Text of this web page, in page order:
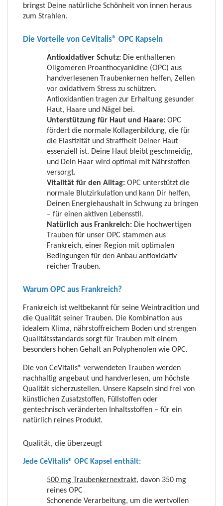
bringst Deine natürliche Schönheit von innen heraus
zum Strahlen.
Die Vorteile von CeVitalis® OPC Kapseln
Antioxidativer Schutz: Die enthaltenen
Oligomeren Proanthocyanidine (OPC) aus
handverlesenen Traubenkernen helfen, Zellen
vor oxidativem Stress zu schützen.
Antioxidantien tragen zur Erhaltung gesunder
Haut, Haare und Nägel bei.
Unterstützung für Haut und Haare: OPC
fördert die normale Kollagenbildung, die für
die Elastizität und Straffheit Deiner Haut
essenziell ist. Deine Haut bleibt geschmeidig,
und Dein Haar wird optimal mit Nährstoffen
versorgt.
Vitalität für den Alltag: OPC unterstützt die
normale Blutzirkulation und kann Dir helfen,
Deinen Energiehaushalt in Schwung zu bringen
– für einen aktiven Lebensstil.
Natürlich aus Frankreich: Die hochwertigen
Trauben für unser OPC stammen aus
Frankreich, einer Region mit optimalen
Bedingungen für den Anbau antioxidativ
reicher Trauben.
Warum OPC aus Frankreich?
Frankreich ist weltbekannt für seine Weintradition und
die Qualität seiner Trauben. Die Kombination aus
idealem Klima, nährstoffreichem Boden und strengen
Qualitätsstandards sorgt für Trauben mit einem
besonders hohen Gehalt an Polyphenolen wie OPC.
Die von CeVitalis® verwendeten Trauben werden
nachhaltig angebaut und handverlesen, um höchste
Qualität sicherzustellen. Unsere Kapseln sind frei von
künstlichen Zusatzstoffen, Füllstoffen oder
gentechnisch veränderten Inhaltsstoffen – für ein
natürlich reines Produkt.
Qualität, die überzeugt
Jede CeVitalis® OPC Kapsel enthält:
500 mg Traubenkernextrakt, davon 350 mg
reines OPC
Schonende Verarbeitung, um die wertvollen